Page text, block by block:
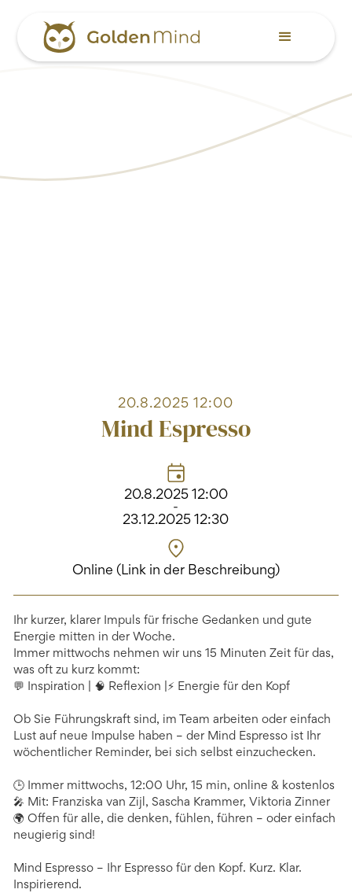
20.8.2025 12:00
Mind Espresso
20.8.2025 12:00
-
23.12.2025 12:30
Online (Link in der Beschreibung)
Ihr kurzer, klarer Impuls für frische Gedanken und gute
Energie mitten in der Woche.
Immer mittwochs nehmen wir uns 15 Minuten Zeit für das,
was oft zu kurz kommt:
💬 Inspiration | 🧠 Reflexion |⚡ Energie für den Kopf
Ob Sie Führungskraft sind, im Team arbeiten oder einfach
Lust auf neue Impulse haben – der Mind Espresso ist Ihr
wöchentlicher Reminder, bei sich selbst einzuchecken.
🕒 Immer mittwochs, 12:00 Uhr, 15 min, online & kostenlos
🎤 Mit: Franziska van Zijl, Sascha Krammer, Viktoria Zinner
🌍 Offen für alle, die denken, fühlen, führen – oder einfach
neugierig sind!
Mind Espresso – Ihr Espresso für den Kopf. Kurz. Klar.
Inspirierend.